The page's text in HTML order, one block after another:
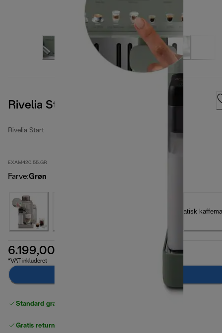
Rivelia Start Jade Green
Rivelia Start
EXAM420.55.GR
Farve:Grøn
6.199,00 kr.
*VAT inkluderet
Standard gratis levering
Gratis returneringer